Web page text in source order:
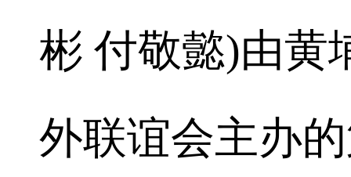
彬 付敬懿)由黄
外联谊会主办